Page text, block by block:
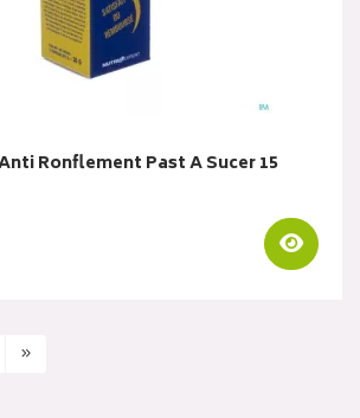
Ronflement Past A Sucer 15
»